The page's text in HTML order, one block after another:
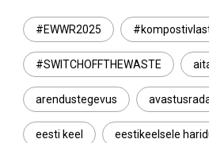
#EWWR2025
#SWITCHOFFTHEWASTE
arendustegevus
eesti keel eestikeelsele